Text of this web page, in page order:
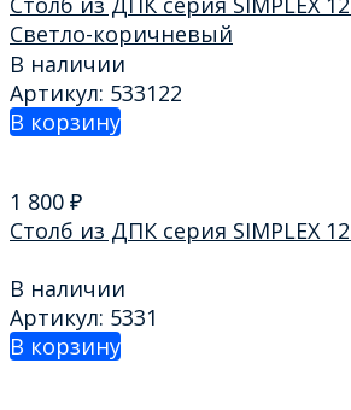
Светло-коричневый
В наличии
Артикул: 533122
В корзину
1 800 ₽
Столб из ДПК серия SIMPLEX
В наличии
Артикул: 5331
В корзину